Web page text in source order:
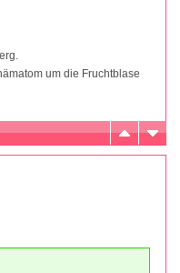
um die Fruchtblase